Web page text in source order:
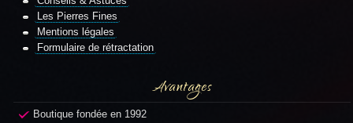
Les Pierres Fines
Mentions légales
Formulaire de rétractation
Avantages
Boutique fondée en 1992